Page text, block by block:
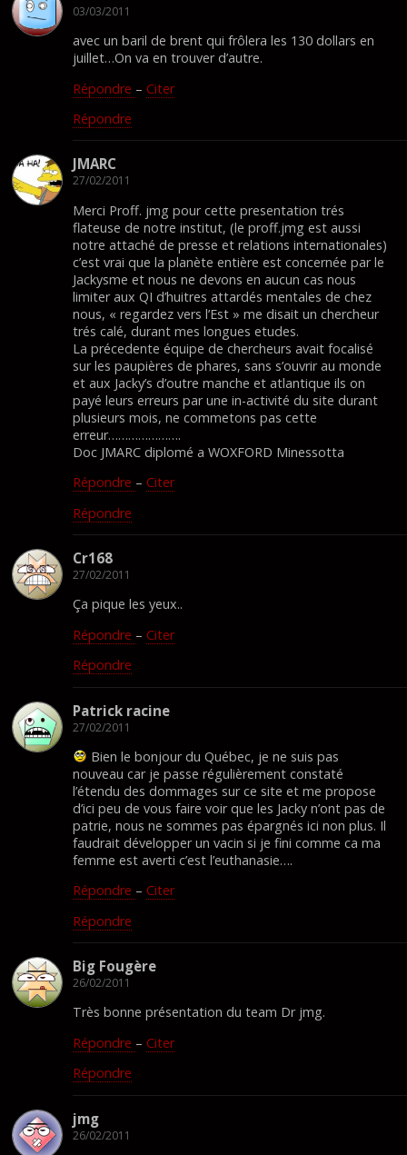
03/03/2011
avec un baril de brent qui frôlera les 130 dollars en
juillet…On va en trouver d’autre.
Répondre – Citer
Répondre
JMARC
27/02/2011
Merci Proff. jmg pour cette presentation trés
flateuse de notre institut, (le proff.jmg est aussi
notre attaché de presse et relations internationales)
c’est vrai que la planète entière est concernée par le
Jackysme et nous ne devons en aucun cas nous
limiter aux QI d’huitres attardés mentales de chez
nous, « regardez vers l’Est » me disait un chercheur
trés calé, durant mes longues etudes.
La précedente équipe de chercheurs avait focalisé
sur les paupières de phares, sans s’ouvrir au monde
et aux Jacky’s d’outre manche et atlantique ils on
payé leurs erreurs par une in-activité du site durant
plusieurs mois, ne commetons pas cette
erreur………………….
Doc JMARC diplomé a WOXFORD Minessotta
Répondre – Citer
Répondre
Cr168
27/02/2011
Ça pique les yeux..
Répondre – Citer
Répondre
Patrick racine
27/02/2011
Bien le bonjour du Québec, je ne suis pas
nouveau car je passe régulièrement constaté
l’étendu des dommages sur ce site et me propose
d’ici peu de vous faire voir que les Jacky n’ont pas de
patrie, nous ne sommes pas épargnés ici non plus. Il
faudrait développer un vacin si je fini comme ca ma
femme est averti c’est l’euthanasie….
Répondre – Citer
Répondre
Big Fougère
26/02/2011
Très bonne présentation du team Dr jmg.
Répondre – Citer
Répondre
jmg
26/02/2011